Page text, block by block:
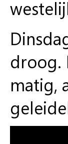
droog.
matig,